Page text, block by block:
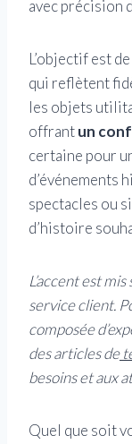
avec précision
L’objectif est
qui reflètent
les objets
offrantun
certaine pour
d’événements
spectacles ou
d’histoire
L’accent est
service client.
composée
des articles de
besoins et aux
Quel que soit